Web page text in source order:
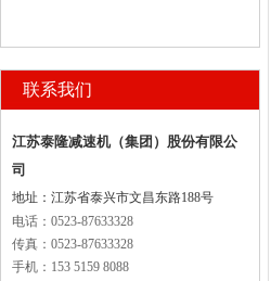
联系我们
江苏泰隆减速机（集团）股份有限公
司
地址：江苏省泰兴市文昌东路188号
电话：0523-87633328
传真：0523-87633328
手机：153 5159 8088